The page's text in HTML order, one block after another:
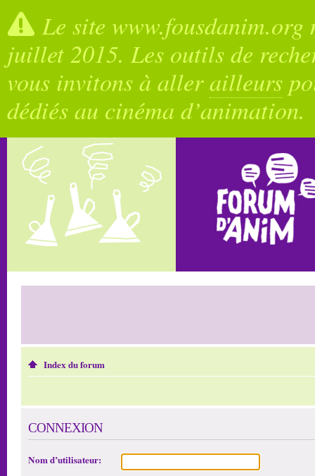
Le site
juillet 2015. Les outils de
vous invitons à allerailleurs
dédiés au cinéma d’animation.
Index du forum
CONNEXION
Nom d’utilisateur: